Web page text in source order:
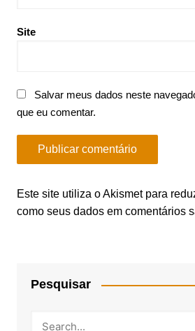
Site
Salvar meus dados neste
que eu comentar.
Este site utiliza o Akismet para
como seus dados em comentários
Pesquisar